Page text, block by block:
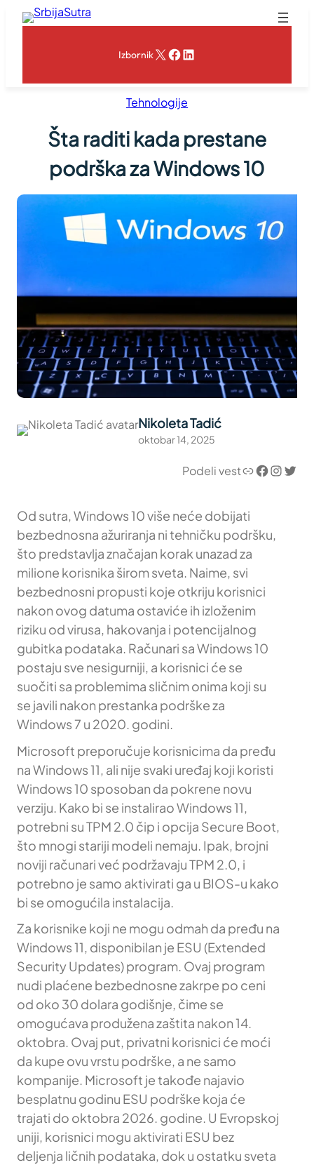
Skoči
IzbornikX Facebook
LinkedIn
Tehnologije
Šta raditi kada prestane
podrška za Windows 10
Nikoleta Tadić
oktobar 14, 2025
Podeli vestLink Facebook InstagramTwitter
Od sutra, Windows 10 više neće dobijati
bezbednosna ažuriranja ni tehničku podršku,
što predstavlja značajan korak unazad za
milione korisnika širom sveta. Naime, svi
bezbednosni propusti koje otkriju korisnici
nakon ovog datuma ostaviće ih izloženim
riziku od virusa, hakovanja i potencijalnog
gubitka podataka. Računari sa Windows 10
postaju sve nesigurniji, a korisnici će se
suočiti sa problemima sličnim onima koji su
se javili nakon prestanka podrške za
Windows 7 u 2020. godini.
Microsoft preporučuje korisnicima da pređu
na Windows 11, ali nije svaki uređaj koji koristi
Windows 10 sposoban da pokrene novu
verziju. Kako bi se instalirao Windows 11,
potrebni su TPM 2.0 čip i opcija Secure Boot,
što mnogi stariji modeli nemaju. Ipak, brojni
noviji računari već podržavaju TPM 2.0, i
potrebno je samo aktivirati ga u BIOS-u kako
bi se omogućila instalacija.
Za korisnike koji ne mogu odmah da pređu na
Windows 11, disponibilan je ESU (Extended
Security Updates) program. Ovaj program
nudi plaćene bezbednosne zakrpe po ceni
od oko 30 dolara godišnje, čime se
omogućava produžena zaštita nakon 14.
oktobra. Ovaj put, privatni korisnici će moći
da kupe ovu vrstu podrške, a ne samo
kompanije. Microsoft je takođe najavio
besplatnu godinu ESU podrške koja će
trajati do oktobra 2026. godine. U Evropskoj
uniji, korisnici mogu aktivirati ESU bez
deljenja ličnih podataka, dok u ostatku sveta